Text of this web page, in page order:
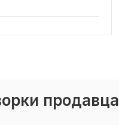
продавца